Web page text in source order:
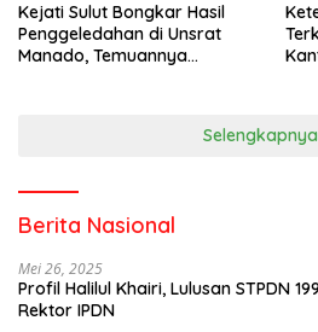
Kejati Sulut Bongkar Hasil
Penggeledahan di Unsrat
Manado, Temuannya
Selengkapnya
Berita Nasional
Mei 26, 2025
Profil Halilul Khairi, Lulusan STPDN
Rektor IPDN